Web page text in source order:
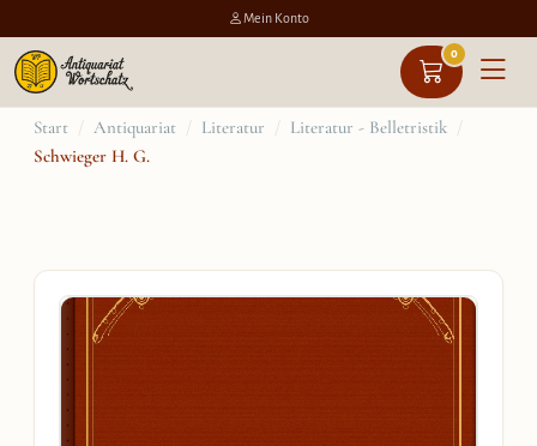
Mein Konto
0
Zum
Inhalt
Start / Antiquariat / Literatur / Literatur - Belletristik /
Schwieger H. G.